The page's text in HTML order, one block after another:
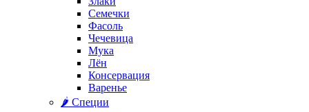
Семечки
Фасоль
Чечевица
Мука
Лён
Консервация
Варенье
🌶️ Специи